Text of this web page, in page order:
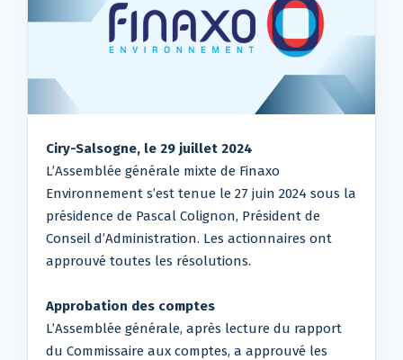
Ciry-Salsogne, le 29 juillet 2024
L’Assemblée générale mixte de Finaxo
Environnement s’est tenue le 27 juin 2024 sous la
présidence de Pascal Colignon, Président de
Conseil d’Administration. Les actionnaires ont
approuvé toutes les résolutions.
Approbation des comptes
L’Assemblée générale, après lecture du rapport
du Commissaire aux comptes, a approuvé les